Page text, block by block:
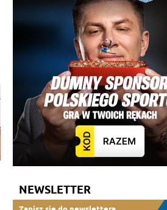
NEWSLETTER